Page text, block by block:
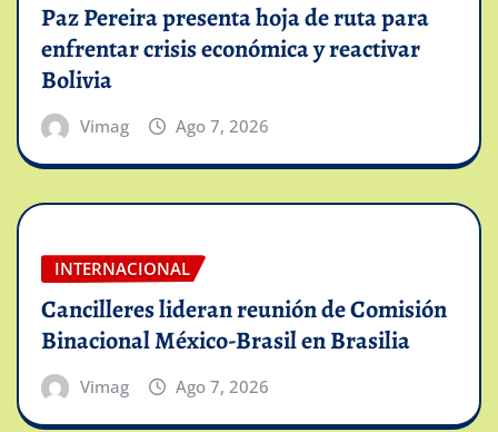
Paz Pereira presenta hoja de ruta para
enfrentar crisis económica y reactivar
Bolivia
Vimag Ago 7, 2026
INTERNACIONAL
Cancilleres lideran reunión de Comisión
Binacional México-Brasil en Brasilia
Vimag Ago 7, 2026